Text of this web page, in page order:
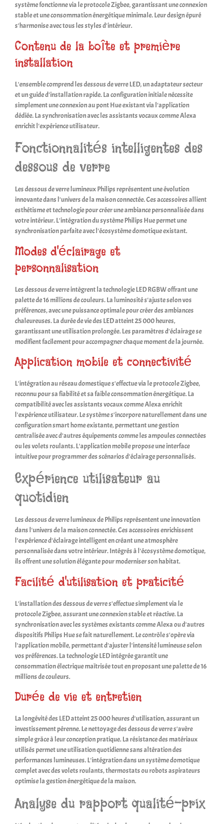
système fonctionne via le protocole Zigbee, garantissant une connexion
stable et une consommation énergétique minimale. Leur design épuré
s'harmonise avec tous les styles d'intérieur.
Contenu de la boîte et première
installation
L'ensemble comprend les dessous de verre LED, un adaptateur secteur
et un guide d'installation rapide. La configuration initiale nécessite
simplement une connexion au pont Hue existant via l'application
dédiée. La synchronisation avec les assistants vocaux comme Alexa
enrichit l'expérience utilisateur.
Fonctionnalités intelligentes des
dessous de verre
Les dessous de verre lumineux Philips représentent une évolution
innovante dans l'univers de la maison connectée. Ces accessoires allient
esthétisme et technologie pour créer une ambiance personnalisée dans
votre intérieur. L'intégration du système Philips Hue permet une
synchronisation parfaite avec l'écosystème domotique existant.
Modes d'éclairage et
personnalisation
Les dessous de verre intègrent la technologie LED RGBW offrant une
palette de 16 millions de couleurs. La luminosité s'ajuste selon vos
préférences, avec une puissance optimale pour créer des ambiances
chaleureuses. La durée de vie des LED atteint 25 000 heures,
garantissant une utilisation prolongée. Les paramètres d'éclairage se
modifient facilement pour accompagner chaque moment de la journée.
Application mobile et connectivité
L'intégration au réseau domestique s'effectue via le protocole Zigbee,
reconnu pour sa fiabilité et sa faible consommation énergétique. La
compatibilité avec les assistants vocaux comme Alexa enrichit
l'expérience utilisateur. Le système s'incorpore naturellement dans une
configuration smart home existante, permettant une gestion
centralisée avec d'autres équipements comme les ampoules connectées
ou les volets roulants. L'application mobile propose une interface
intuitive pour programmer des scénarios d'éclairage personnalisés.
Expérience utilisateur au
quotidien
Les dessous de verre lumineux de Philips représentent une innovation
dans l'univers de la maison connectée. Ces accessoires enrichissent
l'expérience d'éclairage intelligent en créant une atmosphère
personnalisée dans votre intérieur. Intégrés à l'écosystème domotique,
ils offrent une solution élégante pour moderniser son habitat.
Facilité d'utilisation et praticité
L'installation des dessous de verre s'effectue simplement via le
protocole Zigbee, assurant une connexion stable et réactive. La
synchronisation avec les systèmes existants comme Alexa ou d'autres
dispositifs Philips Hue se fait naturellement. Le contrôle s'opère via
l'application mobile, permettant d'ajuster l'intensité lumineuse selon
vos préférences. La technologie LED intégrée garantit une
consommation électrique maîtrisée tout en proposant une palette de 16
millions de couleurs.
Durée de vie et entretien
La longévité des LED atteint 25 000 heures d'utilisation, assurant un
investissement pérenne. Le nettoyage des dessous de verre s'avère
simple grâce à leur conception pratique. La résistance des matériaux
utilisés permet une utilisation quotidienne sans altération des
performances lumineuses. L'intégration dans un système domotique
complet avec des volets roulants, thermostats ou robots aspirateurs
optimise la gestion énergétique de la maison.
Analyse du rapport qualité-prix